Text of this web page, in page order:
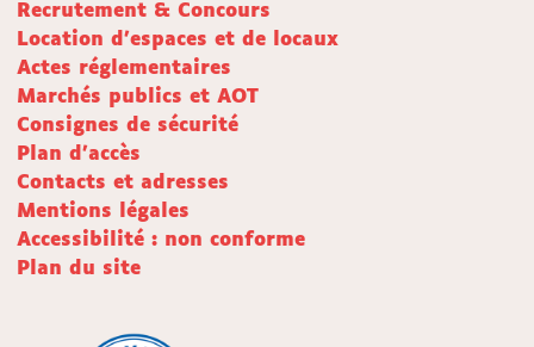
Recrutement & Concours
Location d'espaces et de locaux
Actes réglementaires
Marchés publics et AOT
Consignes de sécurité
Plan d'accès
Contacts et adresses
Mentions légales
Accessibilité : non conforme
Plan du site